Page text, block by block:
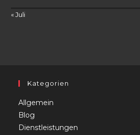
« Juli
Kategorien
Allgemein
Blog
Dienstleistungen